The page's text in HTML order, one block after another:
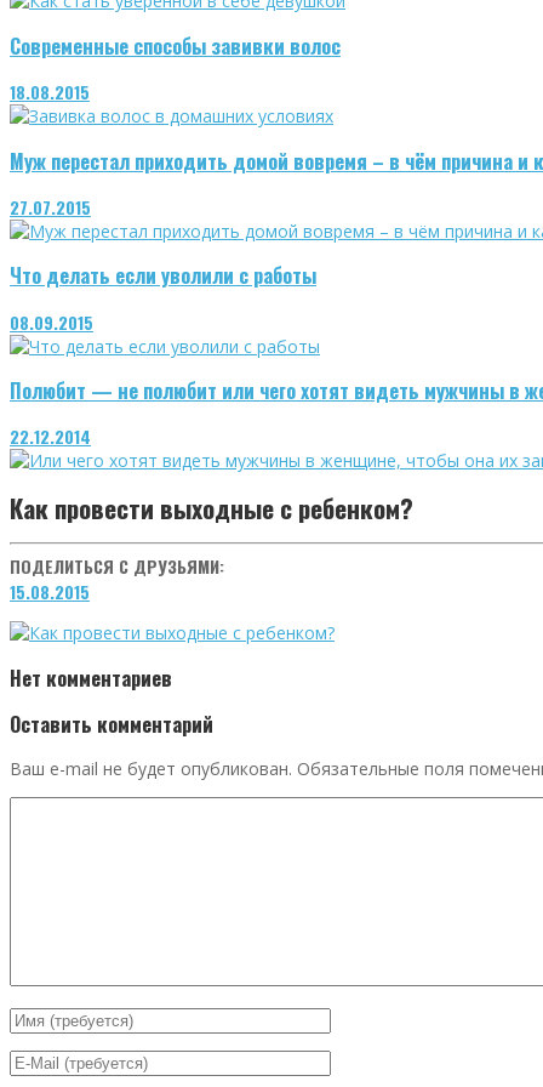
Современные способы завивки волос
18.08.2015
Муж перестал приходить домой вовремя – в чём причина и
27.07.2015
Что делать если уволили с работы
08.09.2015
Полюбит — не полюбит или чего хотят видеть мужчины в
22.12.2014
Как провести выходные с ребенком?
ПОДЕЛИТЬСЯ С ДРУЗЬЯМИ:
15.08.2015
Нет комментариев
Оставить комментарий
Ваш e-mail не будет опубликован. Обязательные поля